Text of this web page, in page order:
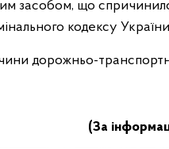
засобом, що
кодексу
дорожньо-
(За